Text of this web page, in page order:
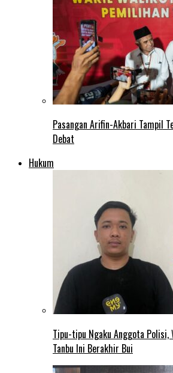
Pasangan Arifin-Akbari Tampil
Debat
Hukum
Tipu-tipu Ngaku Anggota Polisi,
Tanbu Ini Berakhir Bui